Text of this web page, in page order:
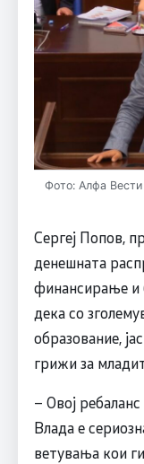
Фото: Алфа Вести
Сергеј Попов,
денешната
финансирање и
дека со
образование,
грижи за
– Овој
Влада е
ветувања кои